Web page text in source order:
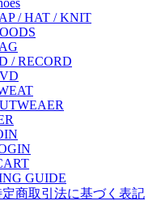
/ HAT / KNIT
/ RECORD
GUIDE
定商取引法に基づく表記